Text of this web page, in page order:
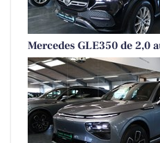
Mercedes GLE350 de 2,0